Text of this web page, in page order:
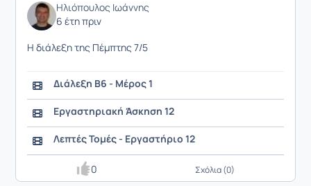
Ηλιόπουλος Ιωάννης
6 έτη πριν
Η διάλεξη της Πέμπτης 7/5
Διάλεξη Β6 - Μέρος 1
Εργαστηριακή Άσκηση 12
Λεπτές Τομές - Εργαστήριο 12
0 Σχόλια (0)